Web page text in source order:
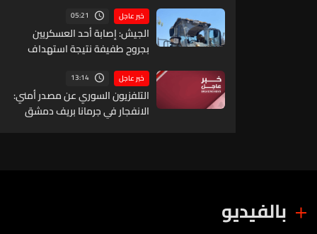
خبر عاجل 05:21
الجيش: إصابة أحد العسكريين
بجروح طفيفة نتيجة استهداف
المنصوري - صور أثناء عملها على
فتح الطرقات وإزالة الركام
خبر عاجل 13:14
التلفزيون السوري عن مصدر أمني:
الانفجار في جرمانا بريف دمشق
بالفيديو